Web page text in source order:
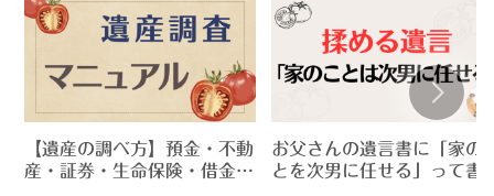
【遺産の調べ方】預金・不動
産・証券・生命保険・借金…
お父さんの遺言書に「家の
とを次男に任せる」って書